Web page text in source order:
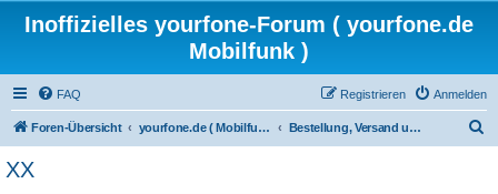
Inoffizielles yourfone-Forum ( yourfone.de
Mobilfunk )
FAQ Anmelden
Registrieren
Foren-Übersicht yourfone.de ( Mobilfunkangebot ) Bestellung, Versand und Portierung
XX